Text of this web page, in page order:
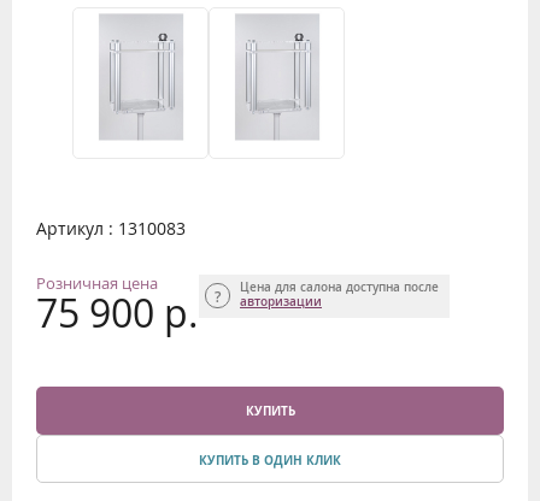
Артикул : 1310083
Розничная цена
75 900 р.
Цена для салона доступна после
авторизации
КУПИТЬ
КУПИТЬ В ОДИН КЛИК